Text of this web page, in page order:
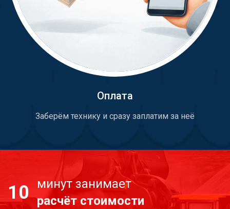
Оплата
Заберём технику и сразу заплатим за неё
10
минут занимает
расчёт стоимости